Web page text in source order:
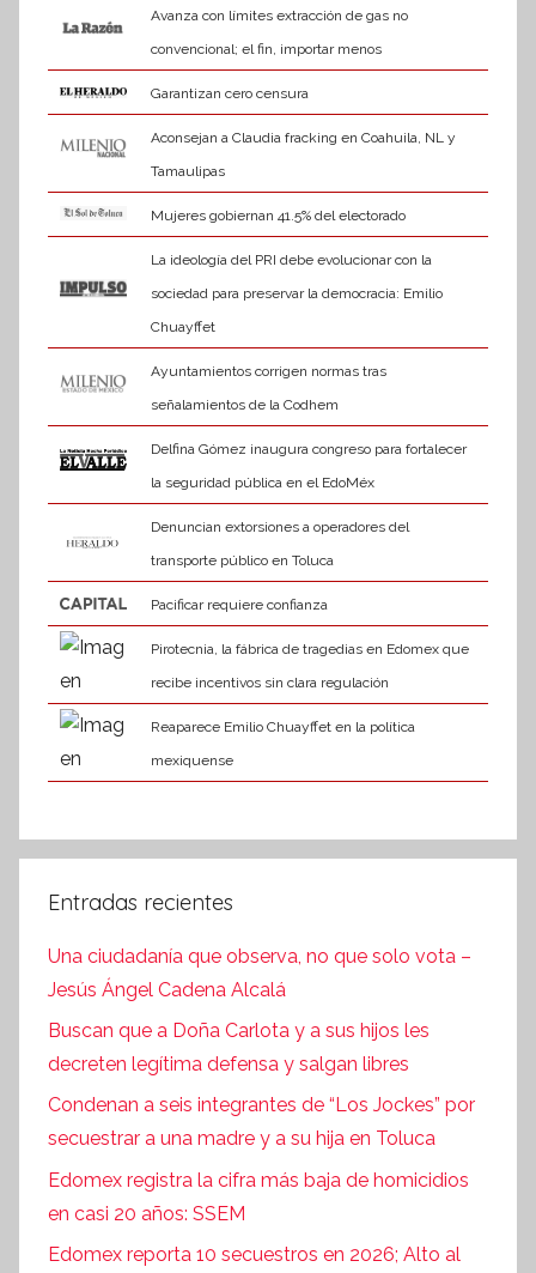
Avanza con límites extracción de gas no
convencional; el fin, importar menos
Garantizan cero censura
Aconsejan a Claudia fracking en Coahuila, NL y
Tamaulipas
Mujeres gobiernan 41.5% del electorado
La ideología del PRI debe evolucionar con la
sociedad para preservar la democracia: Emilio
Chuayffet
Ayuntamientos corrigen normas tras
señalamientos de la Codhem
Delfina Gómez inaugura congreso para fortalecer
la seguridad pública en el EdoMéx
Denuncian extorsiones a operadores del
transporte público en Toluca
Pacificar requiere confianza
Pirotecnia, la fábrica de tragedias en Edomex que
recibe incentivos sin clara regulación
Reaparece Emilio Chuayffet en la política
mexiquense
Entradas recientes
Una ciudadanía que observa, no que solo vota –
Jesús Ángel Cadena Alcalá
Buscan que a Doña Carlota y a sus hijos les
decreten legítima defensa y salgan libres
Condenan a seis integrantes de “Los Jockes” por
secuestrar a una madre y a su hija en Toluca
Edomex registra la cifra más baja de homicidios
en casi 20 años: SSEM
Edomex reporta 10 secuestros en 2026; Alto al